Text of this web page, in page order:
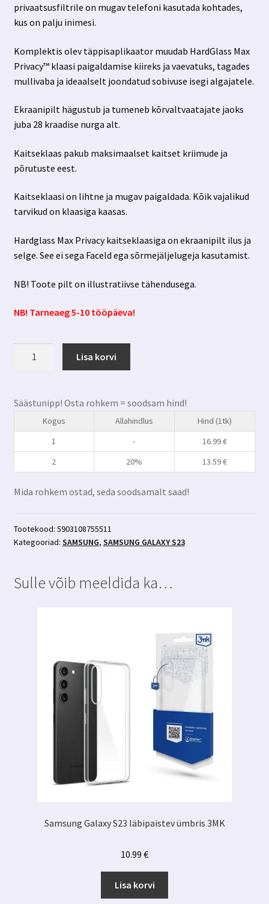
privaatsusfiltrile on mugav telefoni kasutada kohtades,
kus on palju inimesi.
Komplektis olev täppisaplikaator muudab HardGlass Max
Privacy™ klaasi paigaldamise kiireks ja vaevatuks, tagades
mullivaba ja ideaalselt joondatud sobivuse isegi algajatele.
Ekraanipilt hägustub ja tumeneb kõrvaltvaatajate jaoks
juba 28 kraadise nurga alt.
Kaitseklaas pakub maksimaalset kaitset kriimude ja
põrutuste eest.
Kaitseklaasi on lihtne ja mugav paigaldada. Kõik vajalikud
tarvikud on klaasiga kaasas.
Hardglass Max Privacy kaitseklaasiga on ekraanipilt ilus ja
selge. See ei sega FaceId ega sõrmejäljelugeja kasutamist.
NB! Toote pilt on illustratiivse tähendusega.
NB! Tarneaeg 5-10 tööpäeva!
kaitseklaas
Hardglass
Max
Privacy+aplikaator
Lisa korvi
Säästunipp! Osta rohkem = soodsam hind!
Kogus Allahindlus
Hind (1tk)
1
- 16.99€
2
20% 13.59€
Mida rohkem ostad, seda soodsamalt saad!
Tootekood: 5903108755511
Kategooriad: SAMSUNG, SAMSUNG GALAXY S23
Sulle võib meeldida ka…
Samsung Galaxy S23 läbipaistev ümbris 3MK
10.99 €
Lisa korvi